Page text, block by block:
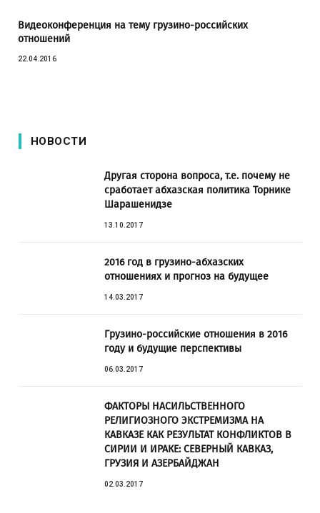
Видеоконференция на тему грузино-российских
отношений
22.04.2016
НОВОСТИ
Другая сторона вопроса, т.е. почему не
сработает абхазская политика Торнике
Шарашенидзе
13.10.2017
2016 год в грузино-абхазских
отношениях и прогноз на будущее
14.03.2017
Грузино-российские отношения в 2016
году и будущие перспективы
06.03.2017
ФАКТОРЫ НАСИЛЬСТВЕННОГО
РЕЛИГИОЗНОГО ЭКСТРЕМИЗМА НА
КАВКАЗЕ КАК РЕЗУЛЬТАТ КОНФЛИКТОВ В
СИРИИ И ИРАКЕ: СЕВЕРНЫЙ КАВКАЗ,
ГРУЗИЯ И АЗЕРБАЙДЖАН
02.03.2017